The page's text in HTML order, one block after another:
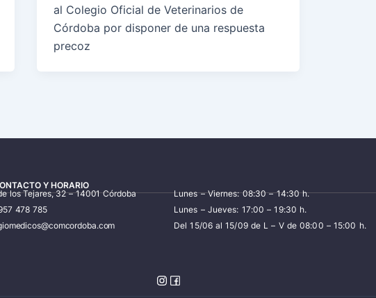
al Colegio Oficial de Veterinarios de
Córdoba por disponer de una respuesta
precoz
Y HORARIO
los Tejares, 32 – 14001 Córdoba
478 785
Lunes – Viernes: 08:30 – 14:30 h.
Lunes – Jueves: 17:00 – 19:30 h.
Del 15/06 al 15/09 de L – V de 08:00 – 15:00 h.